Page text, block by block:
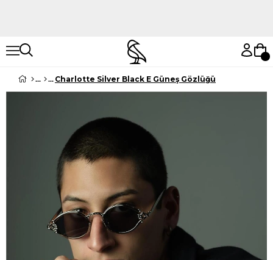
Charlotte Silver Black E Güneş Gözlüğü